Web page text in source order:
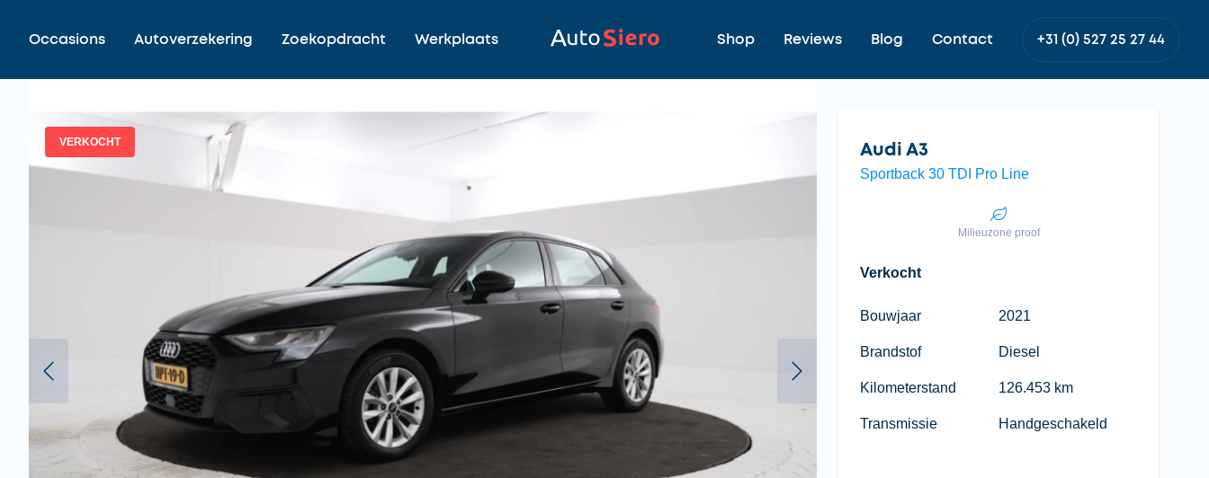
Occasions Autoverzekering Zoekopdracht Werkplaats Shop Reviews Blog Contact +31 (0) 527 25 27 44
VERKOCHT Audi A3
Sportback 30 TDI Pro Line
Milieuzone proof
Verkocht
Bouwjaar 2021
Brandstof Diesel
Kilometerstand 126.453 km
Transmissie Handgeschakeld